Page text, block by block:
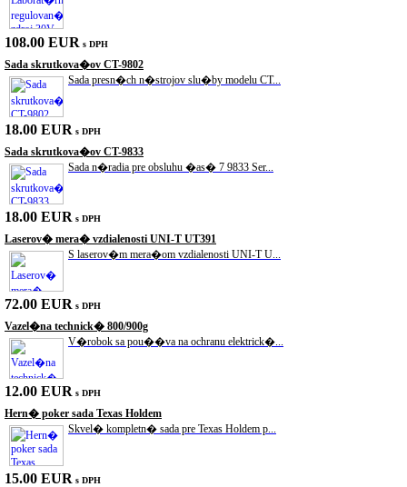
108.00 EUR s DPH
Sada skrutkova�ov CT-9802
Sada presn�ch n�strojov slu�by modelu CT...
18.00 EUR s DPH
Sada skrutkova�ov CT-9833
Sada n�radia pre obsluhu �as� 7 9833 Ser...
18.00 EUR s DPH
Laserov� mera� vzdialenosti UNI-T UT391
S laserov�m mera�om vzdialenosti UNI-T U...
72.00 EUR s DPH
Vazel�na technick� 800/900g
V�robok sa pou��va na ochranu elektrick�...
12.00 EUR s DPH
Hern� poker sada Texas Holdem
Skvel� kompletn� sada pre Texas Holdem p...
15.00 EUR s DPH